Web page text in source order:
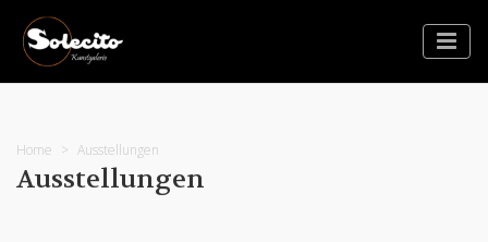
Home Ausstellungen
Ausstellungen